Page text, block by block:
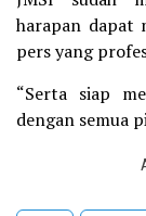
harapan dapat
pers yang
“Serta siap
dengan semua